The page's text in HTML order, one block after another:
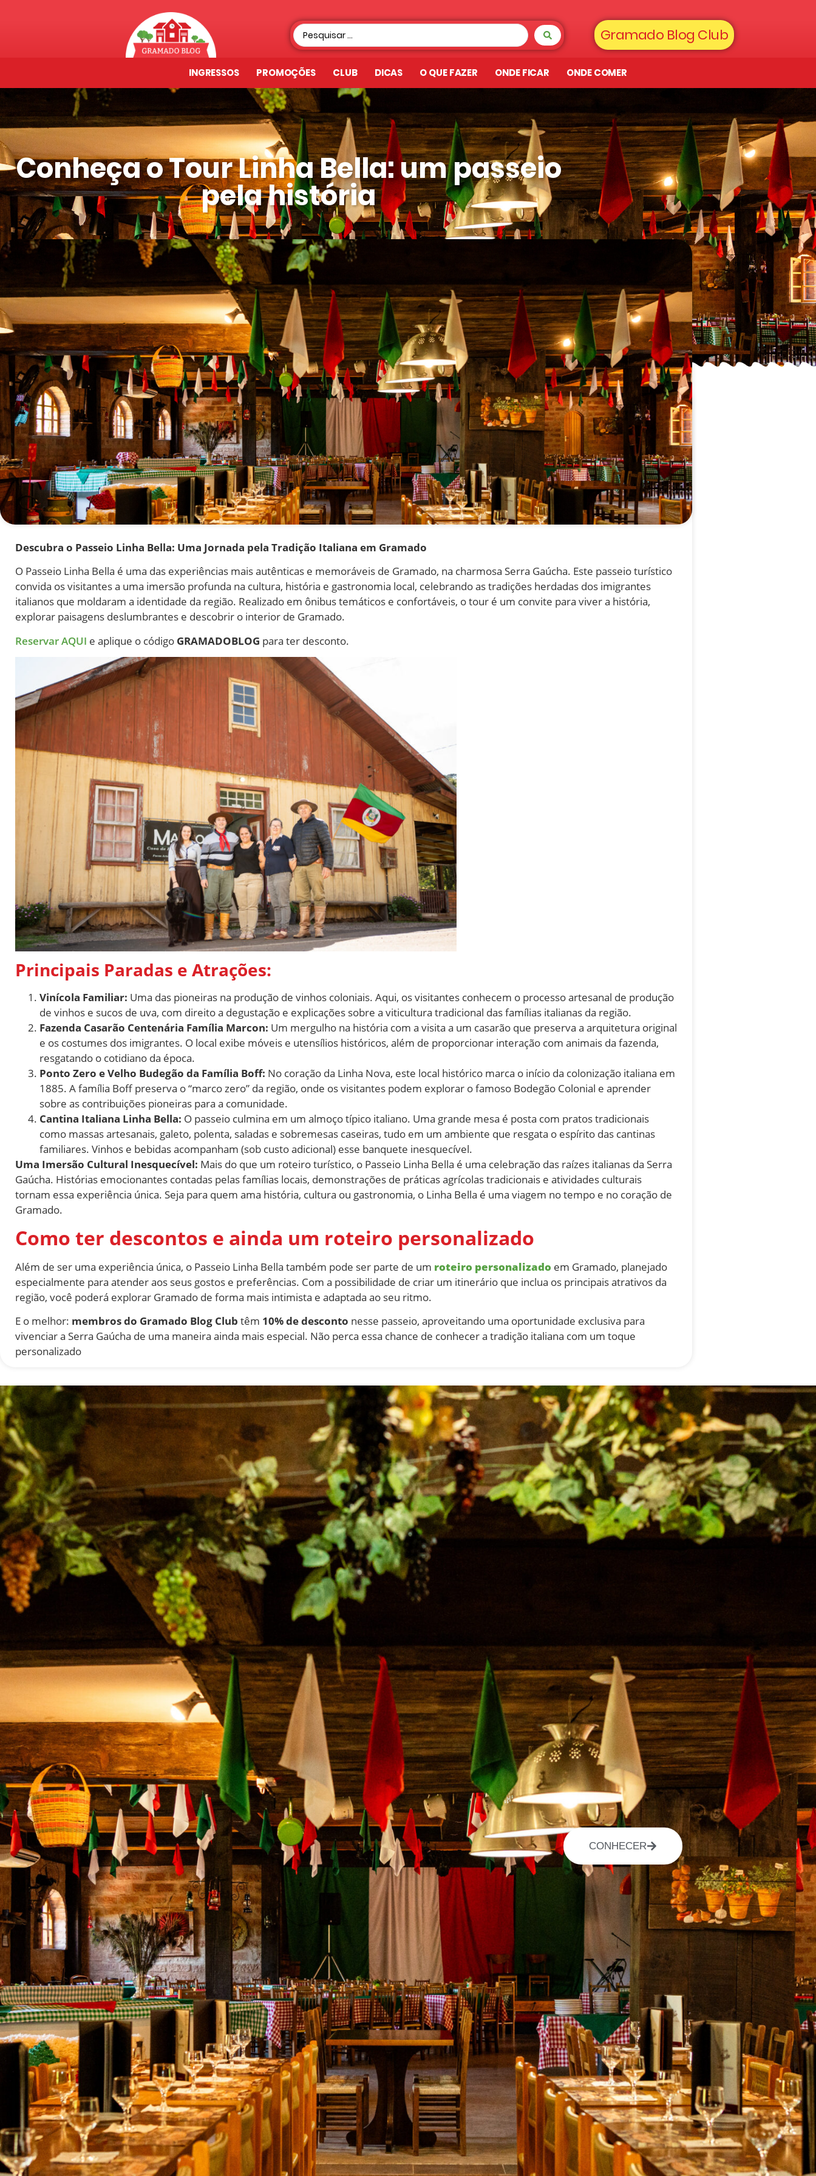
Gramado Blog Club
INGRESSOS PROMOÇÕES CLUB DICAS O QUE FAZER ONDE FICAR ONDE COMER
Conheça o Tour Linha Bella: um passeio
pela história
Descubra o Passeio Linha Bella: Uma Jornada pela Tradição Italiana em Gramado
O Passeio Linha Bella é uma das experiências mais autênticas e memoráveis de Gramado, na charmosa Serra Gaúcha. Este passeio turístico
convida os visitantes a uma imersão profunda na cultura, história e gastronomia local, celebrando as tradições herdadas dos imigrantes
italianos que moldaram a identidade da região. Realizado em ônibus temáticos e confortáveis, o tour é um convite para viver a história,
explorar paisagens deslumbrantes e descobrir o interior de Gramado.
Reservar AQUI e aplique o código GRAMADOBLOG para ter desconto.
Principais Paradas e Atrações:
Vinícola Familiar: Uma das pioneiras na produção de vinhos coloniais. Aqui, os visitantes conhecem o processo artesanal de produção
de vinhos e sucos de uva, com direito a degustação e explicações sobre a viticultura tradicional das famílias italianas da região.
Fazenda Casarão Centenária Família Marcon: Um mergulho na história com a visita a um casarão que preserva a arquitetura original
e os costumes dos imigrantes. O local exibe móveis e utensílios históricos, além de proporcionar interação com animais da fazenda,
resgatando o cotidiano da época.
Ponto Zero e Velho Budegão da Família Boff: No coração da Linha Nova, este local histórico marca o início da colonização italiana em
1885. A família Boff preserva o “marco zero” da região, onde os visitantes podem explorar o famoso Bodegão Colonial e aprender
sobre as contribuições pioneiras para a comunidade.
Cantina Italiana Linha Bella: O passeio culmina em um almoço típico italiano. Uma grande mesa é posta com pratos tradicionais
como massas artesanais, galeto, polenta, saladas e sobremesas caseiras, tudo em um ambiente que resgata o espírito das cantinas
familiares. Vinhos e bebidas acompanham (sob custo adicional) esse banquete inesquecível.
Uma Imersão Cultural Inesquecível: Mais do que um roteiro turístico, o Passeio Linha Bella é uma celebração das raízes italianas da Serra
Gaúcha. Histórias emocionantes contadas pelas famílias locais, demonstrações de práticas agrícolas tradicionais e atividades culturais
tornam essa experiência única. Seja para quem ama história, cultura ou gastronomia, o Linha Bella é uma viagem no tempo e no coração de
Gramado.
Como ter descontos e ainda um roteiro personalizado
Além de ser uma experiência única, o Passeio Linha Bella também pode ser parte de um roteiro personalizado em Gramado, planejado
especialmente para atender aos seus gostos e preferências. Com a possibilidade de criar um itinerário que inclua os principais atrativos da
região, você poderá explorar Gramado de forma mais intimista e adaptada ao seu ritmo.
E o melhor: membros do Gramado Blog Club têm 10% de desconto nesse passeio, aproveitando uma oportunidade exclusiva para
vivenciar a Serra Gaúcha de uma maneira ainda mais especial. Não perca essa chance de conhecer a tradição italiana com um toque
personalizado
CONHECER